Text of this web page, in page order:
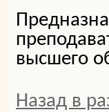
высшего
Назад в